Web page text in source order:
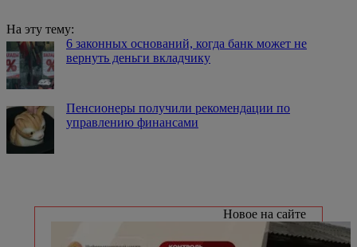
На эту тему:
6 законных оснований, когда банк может не
вернуть деньги вкладчику
Пенсионеры получили рекомендации по
управлению финансами
Новое на сайте